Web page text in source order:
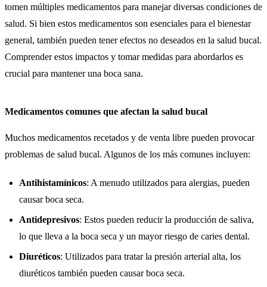
tomen múltiples medicamentos para manejar diversas condiciones de
salud. Si bien estos medicamentos son esenciales para el bienestar
general, también pueden tener efectos no deseados en la salud bucal.
Comprender estos impactos y tomar medidas para abordarlos es
crucial para mantener una boca sana.
Medicamentos comunes que afectan la salud bucal
Muchos medicamentos recetados y de venta libre pueden provocar
problemas de salud bucal. Algunos de los más comunes incluyen:
Antihistamínicos: A menudo utilizados para alergias, pueden
causar boca seca.
Antidepresivos: Estos pueden reducir la producción de saliva,
lo que lleva a la boca seca y un mayor riesgo de caries dental.
Diuréticos: Utilizados para tratar la presión arterial alta, los
diuréticos también pueden causar boca seca.